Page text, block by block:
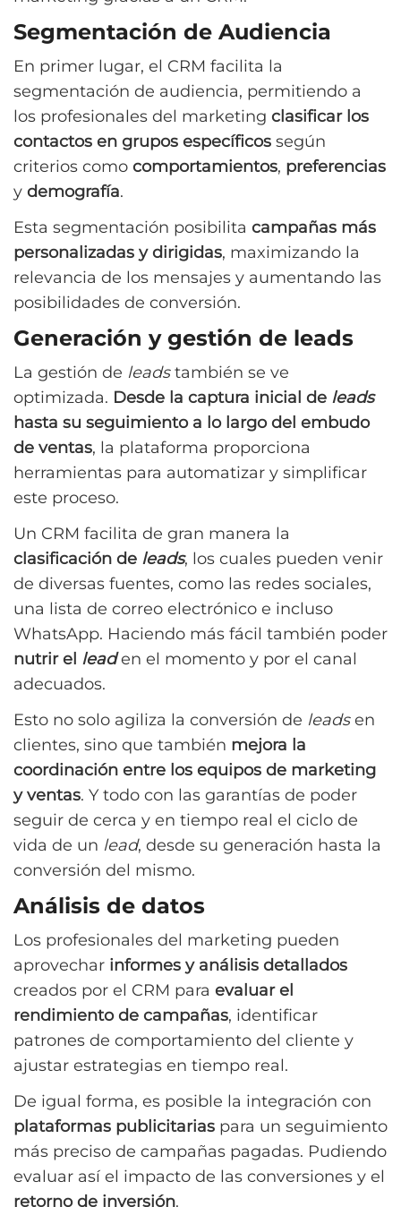
Segmentación de Audiencia
En primer lugar, el CRM facilita la
segmentación de audiencia, permitiendo a
los profesionales del marketing clasificar los
contactos en grupos específicos según
criterios como comportamientos, preferencias
y demografía.
Esta segmentación posibilita campañas más
personalizadas y dirigidas, maximizando la
relevancia de los mensajes y aumentando las
posibilidades de conversión.
Generación y gestión de leads
La gestión de leadstambién se ve
optimizada. Desde la captura inicial de leads
hasta su seguimiento a lo largo del embudo
de ventas, la plataforma proporciona
herramientas para automatizar y simplificar
este proceso.
Un CRM facilita de gran manera la
clasificación de leads, los cuales pueden venir
de diversas fuentes, como las redes sociales,
una lista de correo electrónico e incluso
WhatsApp. Haciendo más fácil también poder
nutrir el leaden el momento y por el canal
adecuados.
Esto no solo agiliza la conversión de leadsen
clientes, sino que también mejora la
coordinación entre los equipos de marketing
y ventas. Y todo con las garantías de poder
seguir de cerca y en tiempo real el ciclo de
vida de un lead, desde su generación hasta la
conversión del mismo.
Análisis de datos
Los profesionales del marketing pueden
aprovechar informes y análisis detallados
creados por el CRM para evaluar el
rendimiento de campañas, identificar
patrones de comportamiento del cliente y
ajustar estrategias en tiempo real.
De igual forma, es posible la integración con
plataformas publicitarias para un seguimiento
más preciso de campañas pagadas. Pudiendo
evaluar así el impacto de las conversiones y el
retorno de inversión.